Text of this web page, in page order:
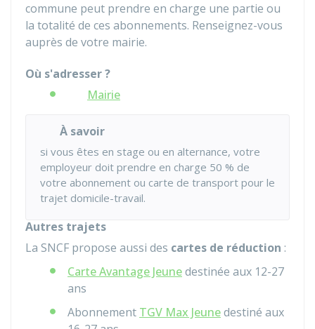
commune peut prendre en charge une partie ou
la totalité de ces abonnements. Renseignez-vous
auprès de votre mairie.
Où s'adresser ?
Mairie
À savoir
si vous êtes en stage ou en alternance, votre
employeur doit prendre en charge 50 % de
votre abonnement ou carte de transport pour le
trajet domicile-travail.
Autres trajets
La SNCF propose aussi des cartes de réduction :
Carte Avantage Jeunedestinée aux 12-27
ans
Abonnement TGV Max Jeunedestiné aux